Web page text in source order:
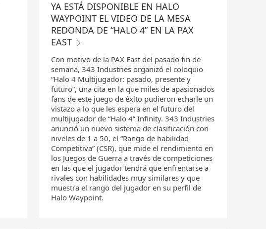
YA ESTÁ DISPONIBLE EN HALO
WAYPOINT EL VIDEO DE LA MESA
REDONDA DE “HALO 4” EN LA PAX
EAST
Con motivo de la PAX East del pasado fin de
semana, 343 Industries organizó el coloquio
“Halo 4 Multijugador: pasado, presente y
futuro”, una cita en la que miles de apasionados
fans de este juego de éxito pudieron echarle un
vistazo a lo que les espera en el futuro del
multijugador de “Halo 4” Infinity. 343 Industries
anunció un nuevo sistema de clasificación con
niveles de 1 a 50, el “Rango de habilidad
Competitiva” (CSR), que mide el rendimiento en
los Juegos de Guerra a través de competiciones
en las que el jugador tendrá que enfrentarse a
rivales con habilidades muy similares y que
muestra el rango del jugador en su perfil de
Halo Waypoint.